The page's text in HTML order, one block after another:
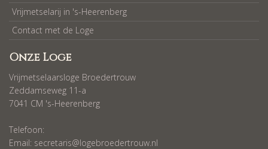
Vrijmetselarij in 's-Heerenberg
Contact met de Loge
Onze Loge
Vrijmetselaarsloge Broedertrouw
Zeddamseweg 11-a
7041 CM 's-Heerenberg
Telefoon:
Email: secretaris@logebroedertrouw.nl